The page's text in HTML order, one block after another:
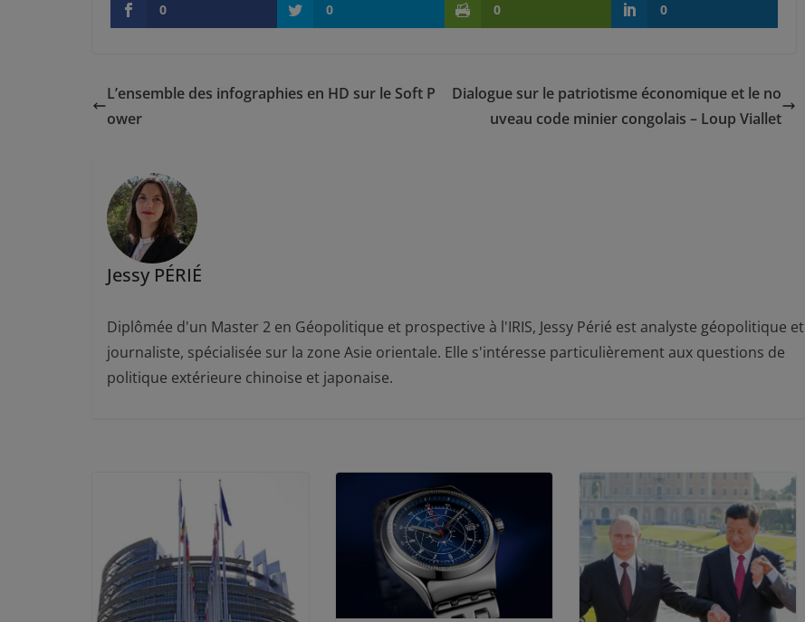
0
0 0 0
L’ensemble des infographies en HD sur le Soft P
ower
Dialogue sur le patriotisme économique et le no
uveau code minier congolais – Loup Viallet
Jessy PÉRIÉ
Diplômée d'un Master 2 en Géopolitique et prospective à l'IRIS, Jessy Périé est analyste géopolitique et
journaliste, spécialisée sur la zone Asie orientale. Elle s'intéresse particulièrement aux questions de
politique extérieure chinoise et japonaise.